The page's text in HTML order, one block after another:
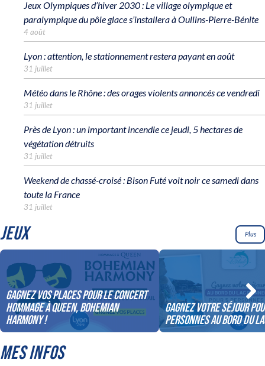
Jeux Olympiques d’hiver 2030 : Le village olympique et
paralympique du pôle glace s’installera à Oullins-Pierre-Bénite
4 août
Lyon : attention, le stationnement restera payant en août
31 juillet
Météo dans le Rhône : des orages violents annoncés ce vendredi
31 juillet
Près de Lyon : un important incendie ce jeudi, 5 hectares de
végétation détruits
31 juillet
Weekend de chassé-croisé : Bison Futé voit noir ce samedi dans
toute la France
31 juillet
JEUX Plus
Gagnez vos places pour le concert
Hommage à Queen, Bohemian
Harmony !
Gagnez votre séjour
personnes au bord du
MES INFOS